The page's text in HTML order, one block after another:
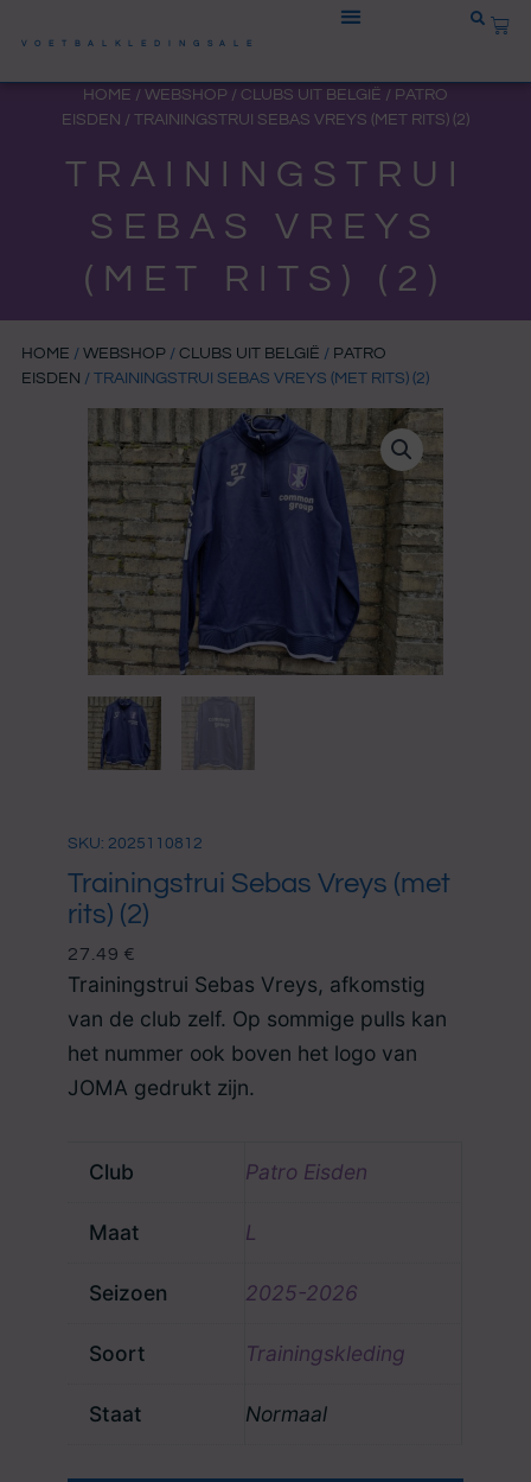
naar
de
inhoud
VOETBALKLEDINGSALE
HOME / WEBSHOP / CLUBS UIT BELGIË / PATRO
EISDEN / TRAININGSTRUI SEBAS VREYS (MET RITS) (2)
TRAININGSTRUI
SEBAS VREYS
(MET RITS) (2)
HOME / WEBSHOP/ CLUBS UIT BELGIË / PATRO
EISDEN / TRAININGSTRUI SEBAS VREYS (MET RITS) (2)
SKU: 2025110812
Trainingstrui Sebas Vreys (met
rits) (2)
27.49 €
Trainingstrui Sebas Vreys, afkomstig
van de club zelf. Op sommige pulls kan
het nummer ook boven het logo van
JOMA gedrukt zijn.
Club Patro Eisden
Maat L
Seizoen 2025-2026
Soort Trainingskleding
Staat Normaal